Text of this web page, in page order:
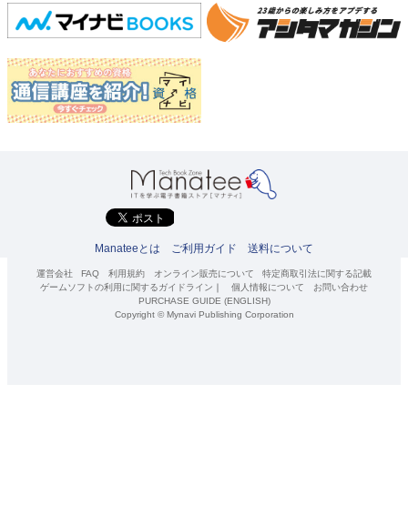
Manateeとは ご利用ガイド 送料について
運営会社 FAQ 利用規約 オンライン販売について
特定商取引法に関する記載
ゲームソフトの利用に関するガイドライン ｜ 個人情報について
お問い合わせ
PURCHASE GUIDE (ENGLISH)
Copyright © Mynavi Publishing Corporation